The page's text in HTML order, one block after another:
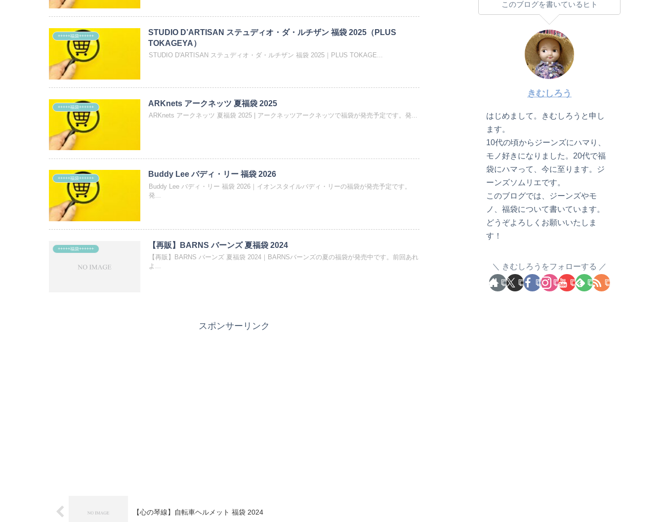
+++++福袋++++++
STUDIO D’ARTISAN ステュディオ・ダ・ルチザン 福袋 2025（PLUS
TOKAGEYA）
STUDIO D'ARTISAN ステュディオ・ダ・ルチザン 福袋 2025｜PLUS TOKAGE...
+++++福袋++++++ ARKnets アークネッツ 夏福袋 2025
ARKnets アークネッツ 夏福袋 2025 | アークネッツアークネッツで福袋が発売予定です。発...
+++++福袋++++++ Buddy Lee バディ・リー 福袋 2026
Buddy Lee バディ・リー 福袋 2026｜イオンスタイルバディ・リーの福袋が発売予定です。
発...
+++++福袋++++++ 【再販】BARNS バーンズ 夏福袋 2024
【再販】BARNS バーンズ 夏福袋 2024｜BARNSバーンズの夏の福袋が発売中です。前回あれ
よ...
スポンサーリンク
【心の琴線】自転車ヘルメット 福袋 2024
このブログを書いているヒト
きむしろう
はじめまして。きむしろうと申し
ます。
10代の頃からジーンズにハマり、
モノ好きになりました。20代で福
袋にハマって、今に至ります。ジ
ーンズソムリエです。
このブログでは、ジーンズやモ
ノ、福袋について書いています。
どうぞよろしくお願いいたしま
す！
きむしろうをフォローする